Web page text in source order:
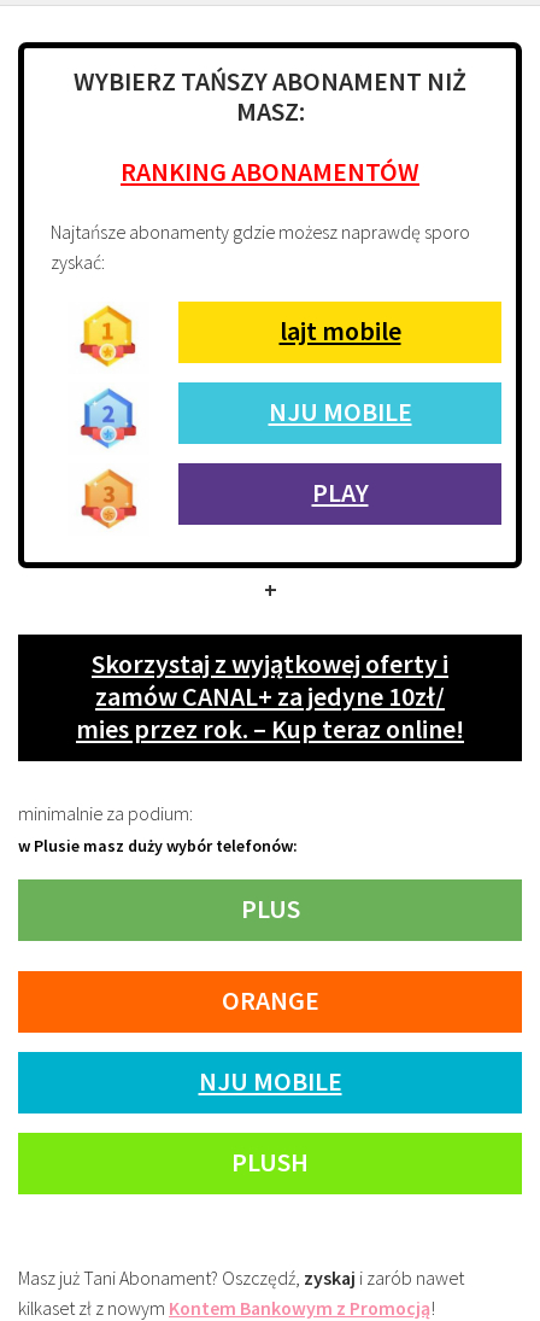
WYBIERZ TAŃSZY ABONAMENT NIŻ
MASZ:
RANKING ABONAMENTÓW
Najtańsze abonamenty gdzie możesz naprawdę sporo
zyskać:
lajt mobile
NJU MOBILE
PLAY
+
Skorzystaj z wyjątkowej oferty i
zamów CANAL+ za jedyne 10zł/
mies przez rok. – Kup teraz online!
minimalnie za podium:
w Plusie masz duży wybór telefonów:
PLUS
ORANGE
NJU MOBILE
PLUSH
Masz już Tani Abonament? Oszczędź, zyskaj i zarób nawet
kilkaset zł z nowym Kontem Bankowym z Promocją!